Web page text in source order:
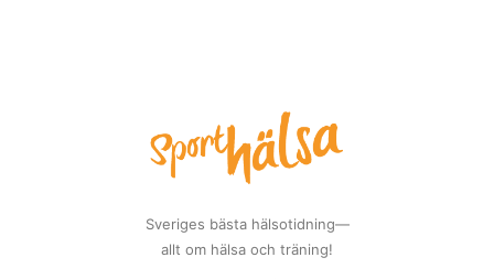
Sveriges bästa hälsotidning—
allt om hälsa och träning!